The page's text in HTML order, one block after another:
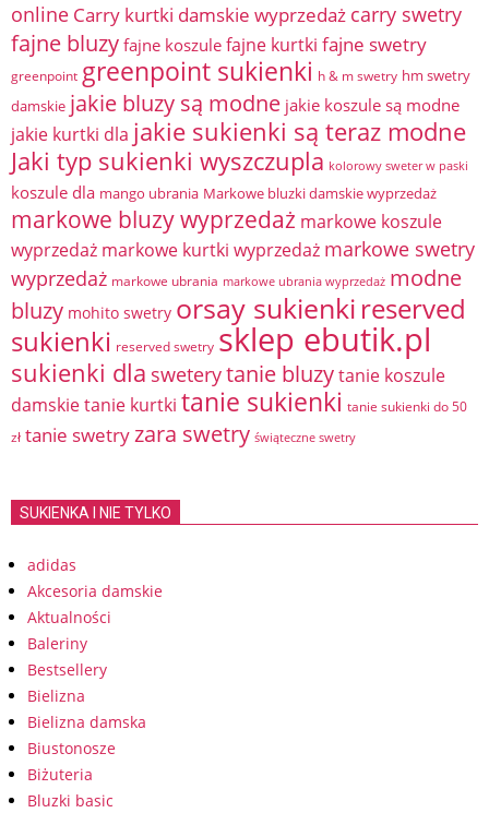
online Carry kurtki damskie wyprzedaż carry swetry
fajne bluzy fajne koszule fajne kurtki fajne swetry
greenpoint greenpoint sukienki h & m swetry hm swetry
damskie jakie bluzy są modne jakie koszule są modne
jakie kurtki dla jakie sukienki są teraz modne
Jaki typ sukienki wyszczupla kolorowy sweter w paski
koszule dla mango ubrania Markowe bluzki damskie wyprzedaż
markowe bluzy wyprzedaż markowe koszule
wyprzedaż markowe kurtki wyprzedaż markowe swetry
wyprzedaż markowe ubrania markowe ubrania wyprzedaż modne
bluzy mohito swetry orsay sukienki reserved
sukienki reserved swetry sklep ebutik.pl
sukienki dla sweterytanie bluzytanie koszule
damskietanie kurtki tanie sukienki tanie sukienki do 50
zł tanie swetryzara swetry świąteczne swetry
SUKIENKA I NIE TYLKO
adidas
Akcesoria damskie
Aktualności
Baleriny
Bestsellery
Bielizna
Bielizna damska
Biustonosze
Biżuteria
Bluzki basic